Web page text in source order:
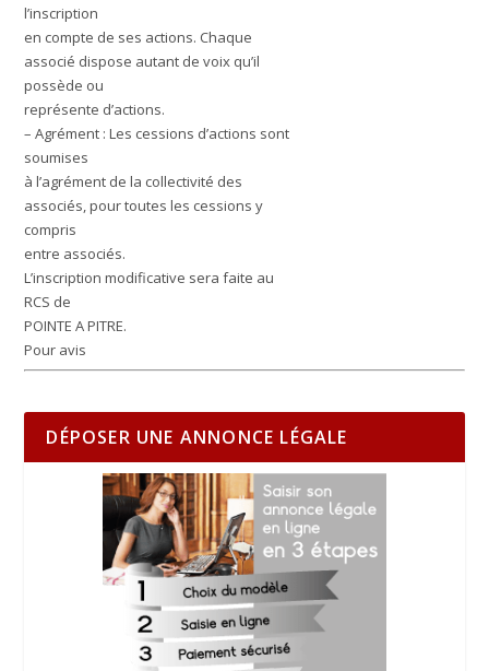
l’inscription
en compte de ses actions. Chaque
associé dispose autant de voix qu’il
possède ou
représente d’actions.
– Agrément : Les cessions d’actions sont
soumises
à l’agrément de la collectivité des
associés, pour toutes les cessions y
compris
entre associés.
L’inscription modificative sera faite au
RCS de
POINTE A PITRE.
Pour avis
DÉPOSER UNE ANNONCE LÉGALE